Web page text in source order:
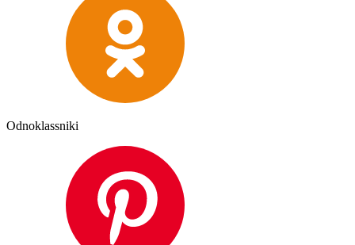
Odnoklassniki